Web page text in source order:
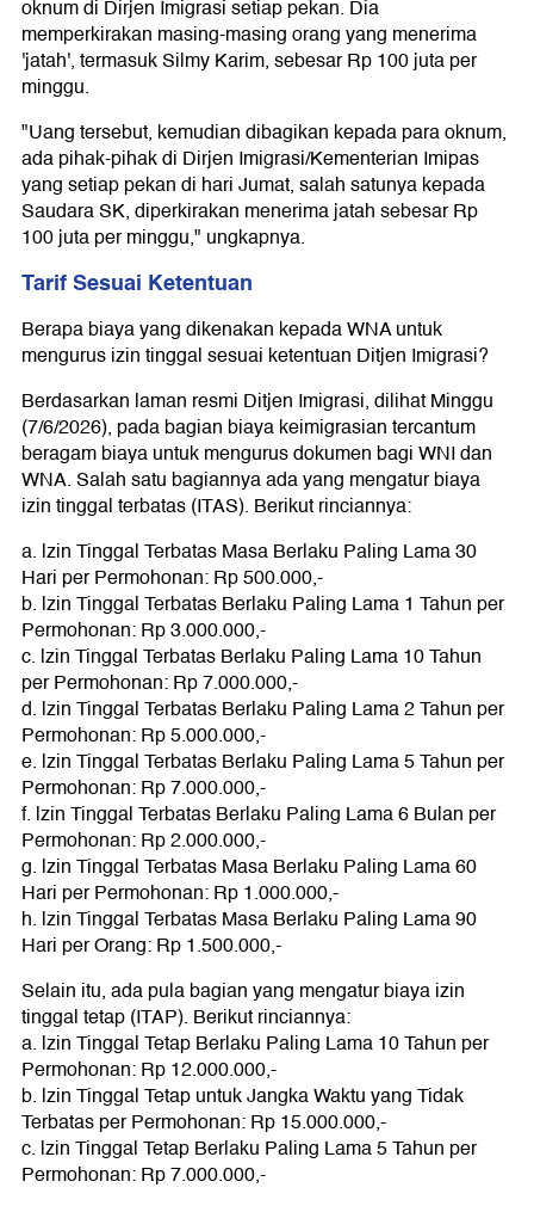
oknum di Dirjen Imigrasi setiap pekan. Dia
memperkirakan masing-masing orang yang menerima
'jatah', termasuk Silmy Karim, sebesar Rp 100 juta per
minggu.
"Uang tersebut, kemudian dibagikan kepada para oknum,
ada pihak-pihak di Dirjen Imigrasi/Kementerian Imipas
yang setiap pekan di hari Jumat, salah satunya kepada
Saudara SK, diperkirakan menerima jatah sebesar Rp
100 juta per minggu," ungkapnya.
Tarif Sesuai Ketentuan
Berapa biaya yang dikenakan kepada WNA untuk
mengurus izin tinggal sesuai ketentuan Ditjen Imigrasi?
Berdasarkan laman resmi Ditjen Imigrasi, dilihat Minggu
(7/6/2026), pada bagian biaya keimigrasian tercantum
beragam biaya untuk mengurus dokumen bagi WNI dan
WNA. Salah satu bagiannya ada yang mengatur biaya
izin tinggal terbatas (ITAS). Berikut rinciannya:
a. lzin Tinggal Terbatas Masa Berlaku Paling Lama 30
Hari per Permohonan: Rp 500.000,-
b. lzin Tinggal Terbatas Berlaku Paling Lama 1 Tahun per
Permohonan: Rp 3.000.000,-
c. lzin Tinggal Terbatas Berlaku Paling Lama 10 Tahun
per Permohonan: Rp 7.000.000,-
d. lzin Tinggal Terbatas Berlaku Paling Lama 2 Tahun per
Permohonan: Rp 5.000.000,-
e. lzin Tinggal Terbatas Berlaku Paling Lama 5 Tahun per
Permohonan: Rp 7.000.000,-
f. lzin Tinggal Terbatas Berlaku Paling Lama 6 Bulan per
Permohonan: Rp 2.000.000,-
g. lzin Tinggal Terbatas Masa Berlaku Paling Lama 60
Hari per Permohonan: Rp 1.000.000,-
h. lzin Tinggal Terbatas Masa Berlaku Paling Lama 90
Hari per Orang: Rp 1.500.000,-
Selain itu, ada pula bagian yang mengatur biaya izin
tinggal tetap (ITAP). Berikut rinciannya:
a. lzin Tinggal Tetap Berlaku Paling Lama 10 Tahun per
Permohonan: Rp 12.000.000,-
b. lzin Tinggal Tetap untuk Jangka Waktu yang Tidak
Terbatas per Permohonan: Rp 15.000.000,-
c. lzin Tinggal Tetap Berlaku Paling Lama 5 Tahun per
Permohonan: Rp 7.000.000,-